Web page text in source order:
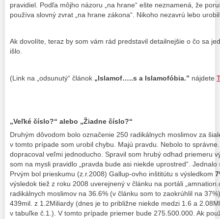
pravidiel. Podľa môjho názoru „na hrane“ ešte neznamená, že
používa slovný zvrat „na hrane zákona“. Nikoho nezavrú lebo
Ak dovolíte, teraz by som vám rád predstavil detailnejšie o čo sa
išlo.
(Link na „odsunutý“ článok „Islamof…..s a Islamofóbia.” nájdete
„Veľké číslo?“ alebo „Žiadne číslo?“
Druhým dôvodom bolo označenie 250 radikálnych moslimov za
v tomto prípade som urobil chybu. Majú pravdu. Nebolo to
dopracoval veľmi jednoducho. Spravil som hrubý odhad priemeru
som na mysli pravidlo „pravda bude asi niekde uprostred“.
Prvým bol prieskumu (z.r.2008) Gallup-ovho inštitútu s výsledkom
výsledok tiež z roku 2008 uverejnený v článku na portáli
radikálnych moslimov na 36.6% (v článku som to zaokrúhlil na
439mil. z 1.2Miliardy (dnes je to približne niekde medzi 1.6 a
v tabuľke č.1.). V tomto prípade priemer bude 275.500.000. Ak